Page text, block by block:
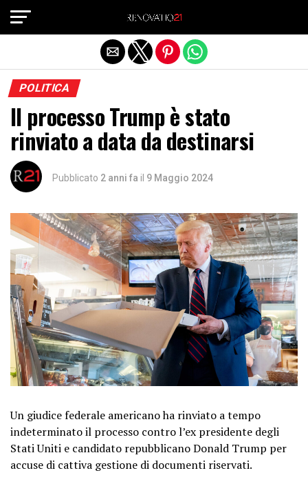
POLITICA
Il processo Trump è stato
rinviato a data da destinarsi
Pubblicato 2 anni fa il 9 Maggio 2024
Un giudice federale americano ha rinviato a tempo
indeterminato il processo contro l’ex presidente degli
Stati Uniti e candidato repubblicano Donald Trump per
accuse di cattiva gestione di documenti riservati.
Exit mobile version